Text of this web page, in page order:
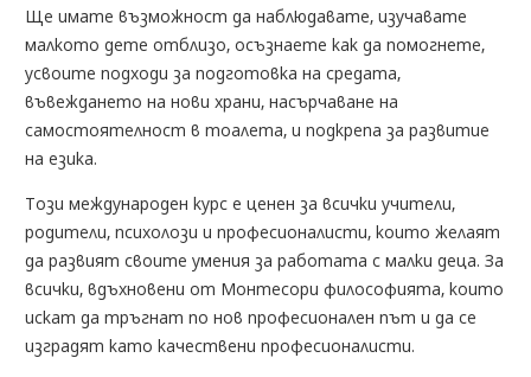
Ще имате възможност да наблюдавате, изучавате
малкото дете отблизо, осъзнаете как да помогнете,
усвоите подходи за подготовка на средата,
въвеждането на нови храни, насърчаване на
самостоятелност в тоалета, и подкрепа за развитие
на езика.
Този международен курс е ценен за всички учители,
родители, психолози и професионалисти, които желаят
да развият своите умения за работата с малки деца. За
всички, вдъхновени от Монтесори философията, които
искат да тръгнат по нов професионален път и да се
изградят като качествени професионалисти.